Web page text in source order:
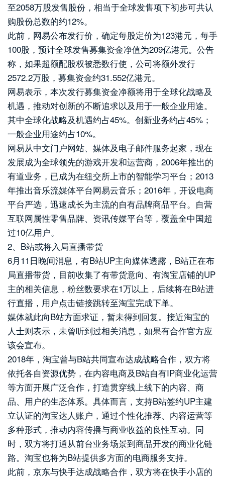
至2058万股发售股份，相当于全球发售项下初步可共认
购股份总数的约12%。
此前，网易公布发行价，确定每股定价为123港元，每手
100股，预计全球发售募集资金净值为209亿港元。公告
称，如果超额配股权被悉数行使，公司将额外发行
2572.2万股，募集资金约31.552亿港元。
网易表示，本次发行募集资金净额将用于全球化战略及
机遇，推动对创新的不断追求以及用于一般企业用途。
其中全球化战略及机遇约占45%。创新业务约占45%；
一般企业用途约占10%。
网易从中文门户网站、媒体及电子邮件服务起家，现在
发展成为全球领先的游戏开发和运营商，2006年推出的
有道业务，已成为在纽交所上市的智能学习平台；2013
年推出音乐流媒体平台网易云音乐；2016年，开设电商
平台严选，迅速成长为主流的自有品牌商品平台。自营
互联网属性零售品牌、资讯传媒平台等，覆盖全中国超
过10亿用户。
2、B站或将入局直播带货
6月11日晚间消息，有B站UP主向媒体透露，B站正在布
局直播带货，目前收集了有带货意向、有淘宝店铺的UP
主的相关信息，粉丝数要求在1万以上，后续将在B站进
行直播，用户点击链接跳转至淘宝完成下单。
媒体就此向B站方面求证，暂未得到回复。接近淘宝的
人士则表示，未曾听到过相关消息，如果有合作官方应
该会宣布。
2018年，淘宝曾与B站共同宣布达成战略合作，双方将
依托各自资源优势，在内容电商及B站自有IP商业化运营
等方面开展广泛合作，打造贯穿线上线下的内容、商
品、用户的生态体系。具体而言，支持B站签约UP主建
立认证的淘宝达人账户，通过个性化推荐、内容运营等
多种形式，推动内容传播与商业收益的良性互动。同
时，双方将打通从前台业务场景到商品开发的商业化链
路。淘宝也将为B站提供多方面的电商服务支持。
此前，京东与快手达成战略合作，双方将在快手小店的